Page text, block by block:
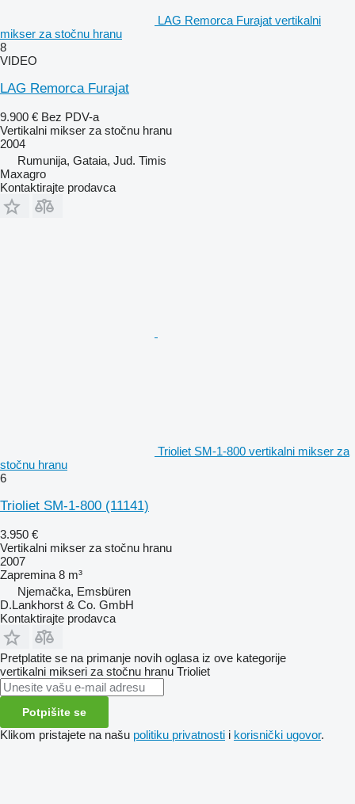
LAG Remorca Furajat vertikalni
mikser za stočnu hranu
8
VIDEO
LAG Remorca Furajat
9.900 € Bez PDV-a
Vertikalni mikser za stočnu hranu
2004
Rumunija, Gataia, Jud. Timis
Maxagro
Kontaktirajte prodavca
Trioliet SM-1-800 vertikalni mikser za
stočnu hranu
6
Trioliet SM-1-800 (11141)
3.950 €
Vertikalni mikser za stočnu hranu
2007
Zapremina 8 m³
Njemačka, Emsbüren
D.Lankhorst & Co. GmbH
Kontaktirajte prodavca
Pretplatite se na primanje novih oglasa iz ove kategorije
vertikalni mikseri za stočnu hranu Trioliet
Potpišite se
Klikom pristajete na našu politiku privatnosti i korisnički ugovor.